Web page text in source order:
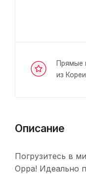
Прямые
из Кореи
Описание
Погрузитесь в
Oppa! Идеально